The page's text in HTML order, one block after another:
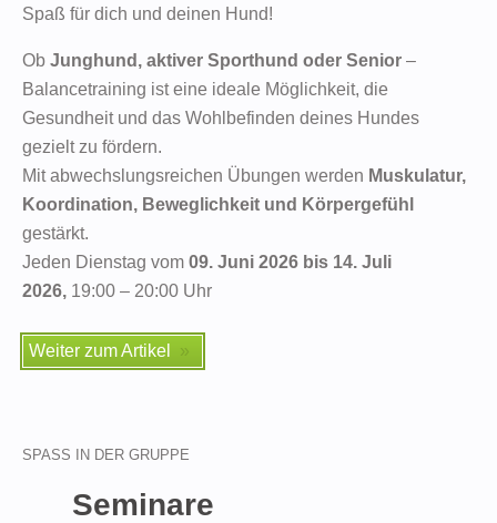
Spaß für dich und deinen Hund!
Ob Junghund, aktiver Sporthund oder Senior –
Balancetraining ist eine ideale Möglichkeit, die
Gesundheit und das Wohlbefinden deines Hundes
gezielt zu fördern.
Mit abwechslungsreichen Übungen werden Muskulatur,
Koordination, Beweglichkeit und Körpergefühl
gestärkt.
Jeden Dienstag vom 09. Juni 2026 bis 14. Juli
2026, 19:00 – 20:00 Uhr
Weiter zum Artikel
SPASS IN DER GRUPPE
Seminare